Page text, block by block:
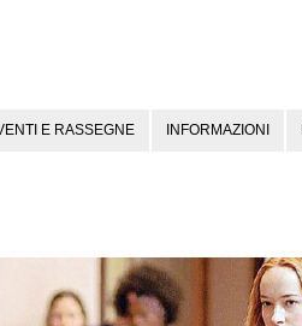
E RASSEGNE INFORMAZIONI